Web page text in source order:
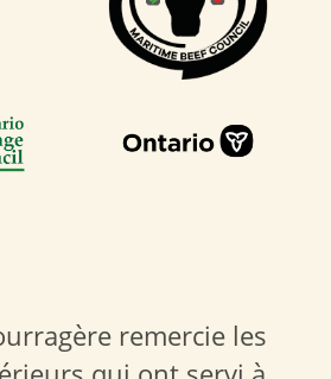
remercie les